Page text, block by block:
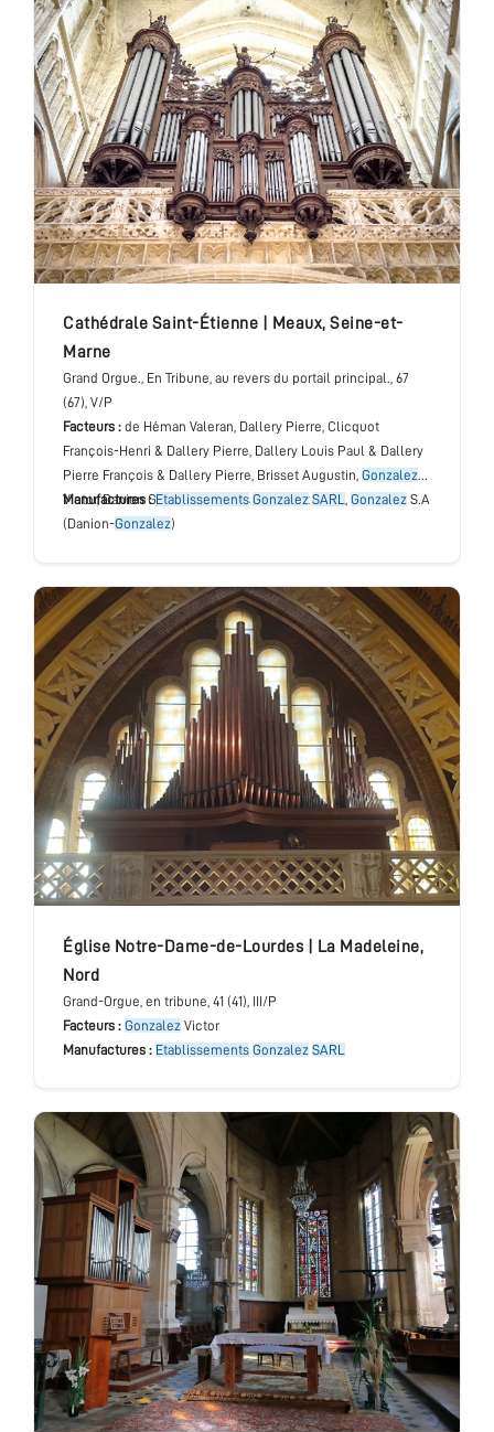
cathédrale Saint-Étienne Meaux, Seine-et-
Marne
Grand Orgue., En Tribune, au revers du portail principal., 67
(67), V/P
Facteurs : de Héman Valeran, Dallery Pierre, Clicquot
François-Henri & Dallery Pierre, Dallery Louis Paul & Dallery
Pierre François & Dallery Pierre, Brisset Augustin, Gonzalez
Victor, Danion Georges, Nicolas Toussaint
Manufactures : Etablissements Gonzalez SARL , Gonzalez S.A
(Danion-Gonzalez)
église Notre-Dame-de-Lourdes| La Madeleine,
Nord
Grand-Orgue, en tribune, 41 (41), III/P
Facteurs : Gonzalez Victor
Manufactures : Etablissements Gonzalez SARL